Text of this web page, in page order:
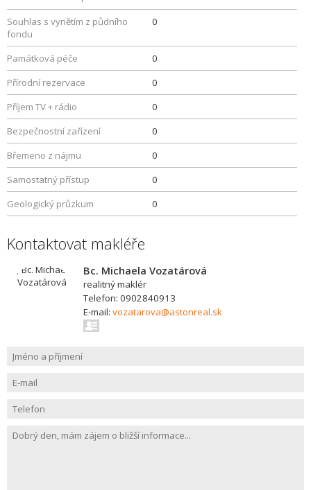
Souhlas s vynětím z půdního
fondu
0
Památková péče
0
Přírodní rezervace
0
Příjem TV + rádio
0
Bezpečnostní zařízení
0
Břemeno z nájmu
0
Samostatný přístup
0
Geologický průzkum
0
Kontaktovat makléře
Bc. Michaela Vozatárová
realitný maklér
Telefon: 0902840913
E-mail: vozatarova@astonreal.sk